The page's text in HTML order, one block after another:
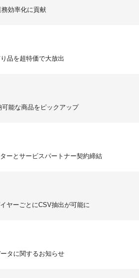
効率化に貢献
品を超特価で大放出
能な商品をピックアップ
ーとサービスパートナー契約締結
ヤーごとにCSV抽出が可能に
タに関するお知らせ